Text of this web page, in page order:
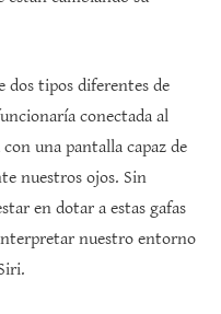
dos tipos diferentes de
conectada al
una pantalla capaz de
nuestros ojos. Sin
en dotar a estas gafas
nuestro entorno